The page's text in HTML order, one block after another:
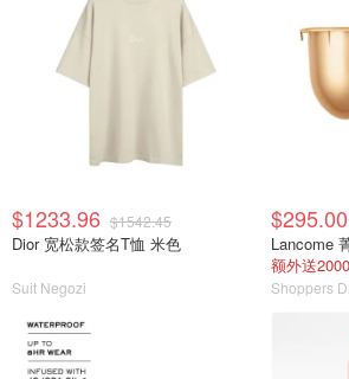
$1233.96 $1542.45
Dior 宽松款签名T恤 米色
Suit Negozi
$295.00
Lancome
额外送
Shoppers